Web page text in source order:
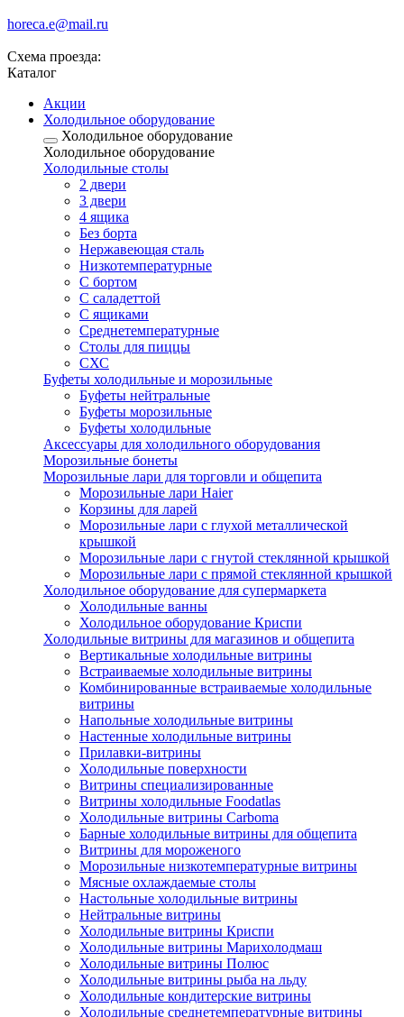
horeca.e@mail.ru
Схема проезда:
Каталог
Акции
Холодильное оборудование
Холодильное оборудование
Холодильное оборудование
Холодильные столы
2 двери
3 двери
4 ящика
Без борта
Нержавеющая сталь
Низкотемпературные
С бортом
С саладеттой
С ящиками
Среднетемпературные
Столы для пиццы
СХС
Буфеты холодильные и морозильные
Буфеты нейтральные
Буфеты морозильные
Буфеты холодильные
Аксессуары для холодильного оборудования
Морозильные бонеты
Морозильные лари для торговли и общепита
Морозильные лари Haier
Корзины для ларей
Морозильные лари с глухой металлической
крышкой
Морозильные лари с гнутой стеклянной крышкой
Морозильные лари с прямой стеклянной крышкой
Холодильное оборудование для супермаркета
Холодильные ванны
Холодильное оборудование Криспи
Холодильные витрины для магазинов и общепита
Вертикальные холодильные витрины
Встраиваемые холодильные витрины
Комбинированные встраиваемые холодильные
витрины
Напольные холодильные витрины
Настенные холодильные витрины
Прилавки-витрины
Холодильные поверхности
Витрины специализированные
Витрины холодильные Foodatlas
Холодильные витрины Carboma
Барные холодильные витрины для общепита
Витрины для мороженого
Морозильные низкотемпературные витрины
Мясные охлаждаемые столы
Настольные холодильные витрины
Нейтральные витрины
Холодильные витрины Криспи
Холодильные витрины Марихолодмаш
Холодильные витрины Полюс
Холодильные витрины рыба на льду
Холодильные кондитерские витрины
Холодильные среднетемпературные витрины